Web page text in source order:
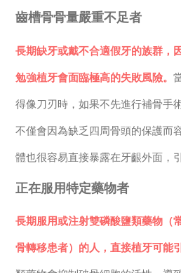
齒槽骨骨量嚴重不足者
長期缺牙或戴不合適假牙的族群，
勉強植牙會面臨極高的失敗風險。
得像刀刃時，如果不先進行補骨手
不僅會因為缺乏四周骨頭的保護而
體也很容易直接暴露在牙齦外面，
正在服用特定藥物者
長期服用或注射雙磷酸鹽類藥物（
骨轉移患者）的人，直接植牙可能